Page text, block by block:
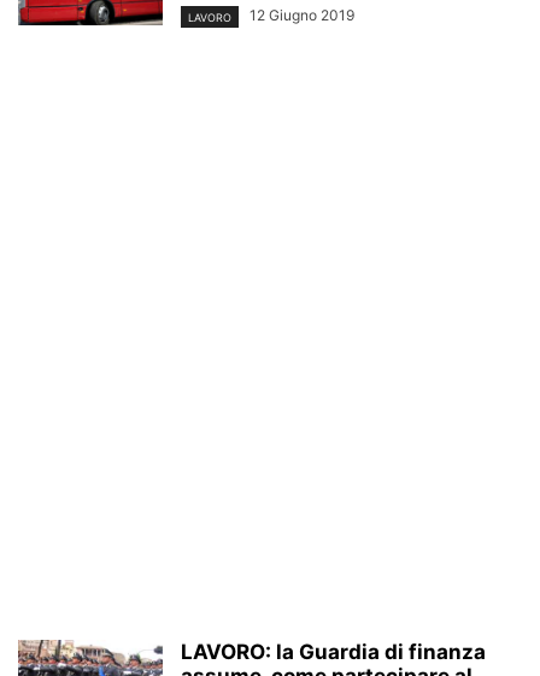
LAVORO 12 Giugno 2019
LAVORO: la Guardia di finanza